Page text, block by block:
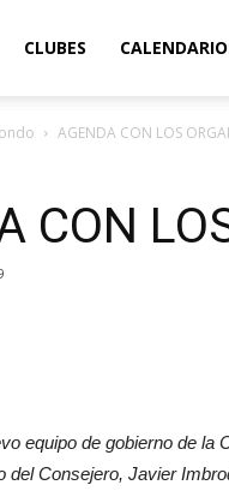
CLUBES
AGENDA CON LOS
CON
equipo de gobierno de
del Consejero, Javier